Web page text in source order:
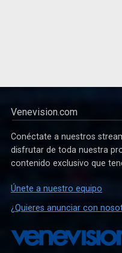
Venevision.com
Conéctate a nuestros
disfrutar de toda nuestra
contenido exclusivo que
Únete a nuestro equipo
¿Quieres anunciar con